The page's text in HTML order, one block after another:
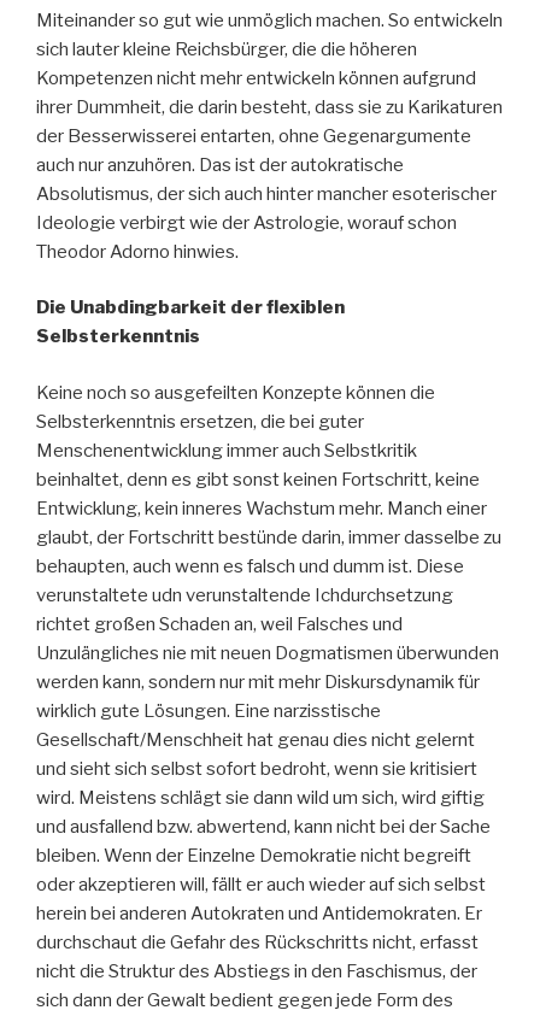
Miteinander so gut wie unmöglich machen. So entwickeln
sich lauter kleine Reichsbürger, die die höheren
Kompetenzen nicht mehr entwickeln können aufgrund
ihrer Dummheit, die darin besteht, dass sie zu Karikaturen
der Besserwisserei entarten, ohne Gegenargumente
auch nur anzuhören. Das ist der autokratische
Absolutismus, der sich auch hinter mancher esoterischer
Ideologie verbirgt wie der Astrologie, worauf schon
Theodor Adorno hinwies.
Die Unabdingbarkeit der flexiblen
Selbsterkenntnis
Keine noch so ausgefeilten Konzepte können die
Selbsterkenntnis ersetzen, die bei guter
Menschenentwicklung immer auch Selbstkritik
beinhaltet, denn es gibt sonst keinen Fortschritt, keine
Entwicklung, kein inneres Wachstum mehr. Manch einer
glaubt, der Fortschritt bestünde darin, immer dasselbe zu
behaupten, auch wenn es falsch und dumm ist. Diese
verunstaltete udn verunstaltende Ichdurchsetzung
richtet großen Schaden an, weil Falsches und
Unzulängliches nie mit neuen Dogmatismen überwunden
werden kann, sondern nur mit mehr Diskursdynamik für
wirklich gute Lösungen. Eine narzisstische
Gesellschaft/Menschheit hat genau dies nicht gelernt
und sieht sich selbst sofort bedroht, wenn sie kritisiert
wird. Meistens schlägt sie dann wild um sich, wird giftig
und ausfallend bzw. abwertend, kann nicht bei der Sache
bleiben. Wenn der Einzelne Demokratie nicht begreift
oder akzeptieren will, fällt er auch wieder auf sich selbst
herein bei anderen Autokraten und Antidemokraten. Er
durchschaut die Gefahr des Rückschritts nicht, erfasst
nicht die Struktur des Abstiegs in den Faschismus, der
sich dann der Gewalt bedient gegen jede Form des